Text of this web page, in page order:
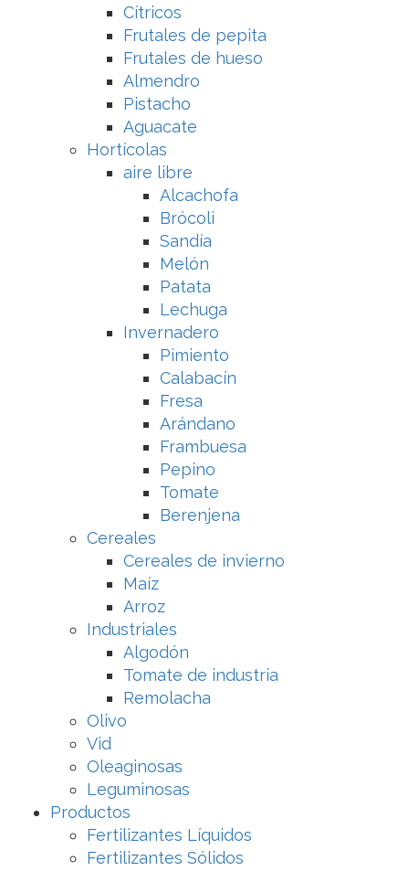
Cítricos
Frutales de pepita
Frutales de hueso
Almendro
Pistacho
Aguacate
Hortícolas
aire libre
Alcachofa
Brócoli
Sandía
Melón
Patata
Lechuga
Invernadero
Pimiento
Calabacín
Fresa
Arándano
Frambuesa
Pepino
Tomate
Berenjena
Cereales
Cereales de invierno
Maíz
Arroz
Industriales
Algodón
Tomate de industria
Remolacha
Olivo
Vid
Oleaginosas
Leguminosas
Productos
Fertilizantes Líquidos
Fertilizantes Sólidos